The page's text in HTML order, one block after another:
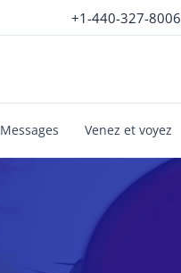
+1-440-327-8006
Messages Venez et voyez